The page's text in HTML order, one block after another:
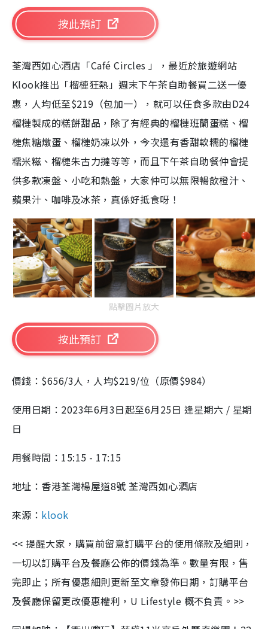
按此預訂
荃灣西如心酒店「Café Circles 」，最近於旅遊網站
Klook推出「榴槤狂熱」週末下午茶自助餐買二送一優
惠，人均低至$219（包加一），就可以任食多款由D24
榴槤製成的糕餅甜品，除了有經典的榴槤班蘭蛋糕、榴
槤焦糖燉蛋、榴槤奶凍以外，今次還有香甜軟糯的榴槤
糯米糍、榴槤朱古力撻等等，而且下午茶自助餐仲會提
供多款凍盤、小吃和熱盤，大家仲可以無限暢飲橙汁、
蘋果汁、咖啡及冰茶，真係好抵食呀！
點擊圖片放大
按此預訂
價錢：$656/3人，人均$219/位（原價$984）
使用日期：2023年6月3日起至6月25日 逢星期六 / 星期
日
用餐時間：15:15 - 17:15
地址：香港荃灣楊屋道8號 荃灣西如心酒店
來源： klook
<<提醒大家，購買前留意訂購平台的使用條款及細則，
一切以訂購平台及餐廳公佈的價錢為準。數量有限，售
完即止；所有優惠細則更新至文章發佈日期，訂購平台
及餐廳保留更改優惠權利， U Lifestyle 概不負責。 >>